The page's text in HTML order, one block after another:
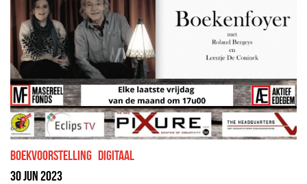
boekvoorstelling Digitaal
30 jun 2023